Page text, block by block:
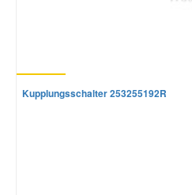
Kupplungsschalter 253255192R